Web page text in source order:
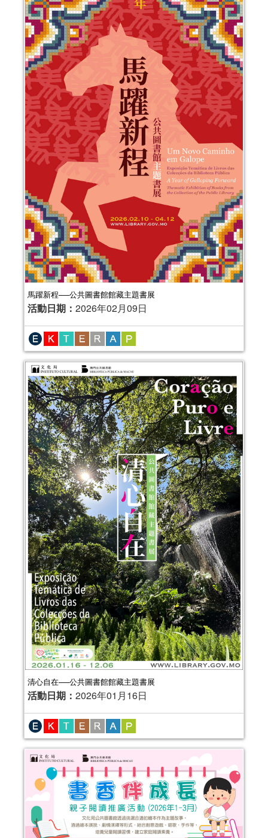
馬躍新程──公共圖書館館藏主題書展
活動日期： 2026年02月09日
清心自在──公共圖書館館藏主題書展
活動日期： 2026年01月16日
金蛇披彩──公共圖書館館藏主題書展
活動日期：2025年01月23日
2025年“書香伴成長”親子閱讀推廣活動
（1-3月）
活動日期：2025年01月04日
報名結束